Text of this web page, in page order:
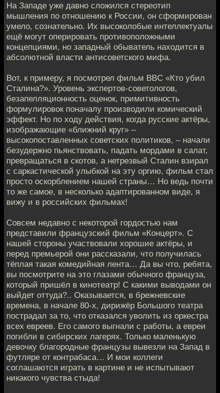
На Западе уже давно сложился стереотип
мышления по отношению к России, он сформирован
умело, сознательно. Их высоколобые интеллектуалы
ещё могут оперировать противоположными
концепциями, но западный обыватель находится в
абсолютной власти антисоветского мифа.
Вот, к примеру, я посмотрел фильм BBC «Кто убил
Сталина?». Уровень экспертов-советологов,
безапелляционность оценок, примитивность
формулировок поначалу производили комический
эффект. Но по ходу действия, когда русские актёры,
изображающие «ближний круг» –
высокопоставленных советских политиков, – начали
безудержно пьянствовать, падать мордами в салат,
превращаться в скотов, а нетрезвый Сталин взирал
с саркастической улыбкой на эту оргию, фильм стал
просто оскорблением нашей страны… Но ведь почти
то же самое, в несколько адаптированном виде, я
вижу и в российских фильмах!
Совсем недавно с некоторой гордостью нам
представили французский фильм «Концерт». С
нашей стороны участвовали хорошие актёры, и
перед премьерой они рассказали, что получилась
тёплая такая комедийная лента… Да вы что, ребята,
вы посмотрите на это глазами обычного француза,
который пришёл в кинотеатр! С какими выводами он
выйдет оттуда?.. Оказывается, в брежневские
времена, в начале 80-х, дирижёр Большого театра
пострадал за то, что отказался уволить из оркестра
всех евреев. Его самого выгнали с работы, а евреи
погибли в сибирских лагерях. Только маленькую
девочку благородные французы вывезли на Запад в
футляре от контрабаса… И мои коллеги
соглашаются играть в картине и не испытывают
никакого чувства стыда!